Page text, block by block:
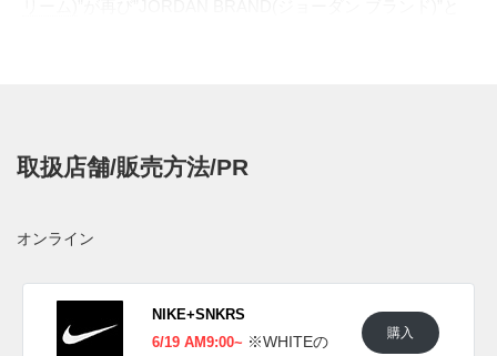
先端、ヒールカウンター、サイドのエンブレムに
込)。
UPDATE
取扱店舗/販売方法/PR
オンライン
NIKE+SNKRS
6/19 AM9:00~ ※WHITEの
購入